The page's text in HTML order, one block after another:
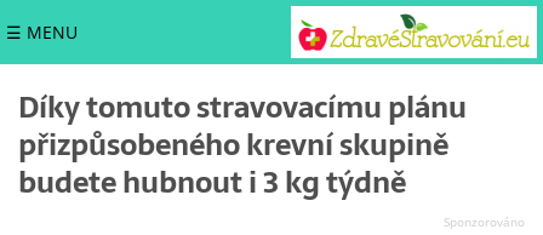
☰ MENU
Díky tomuto stravovacímu plánu
přizpůsobeného krevní skupině
budete hubnout i 3 kg týdně